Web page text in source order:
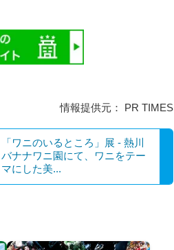
情報提供元： PR TIMES
「ワニのいるところ」展 - 熱川
バナナワニ園にて、ワニをテー
マにした美...